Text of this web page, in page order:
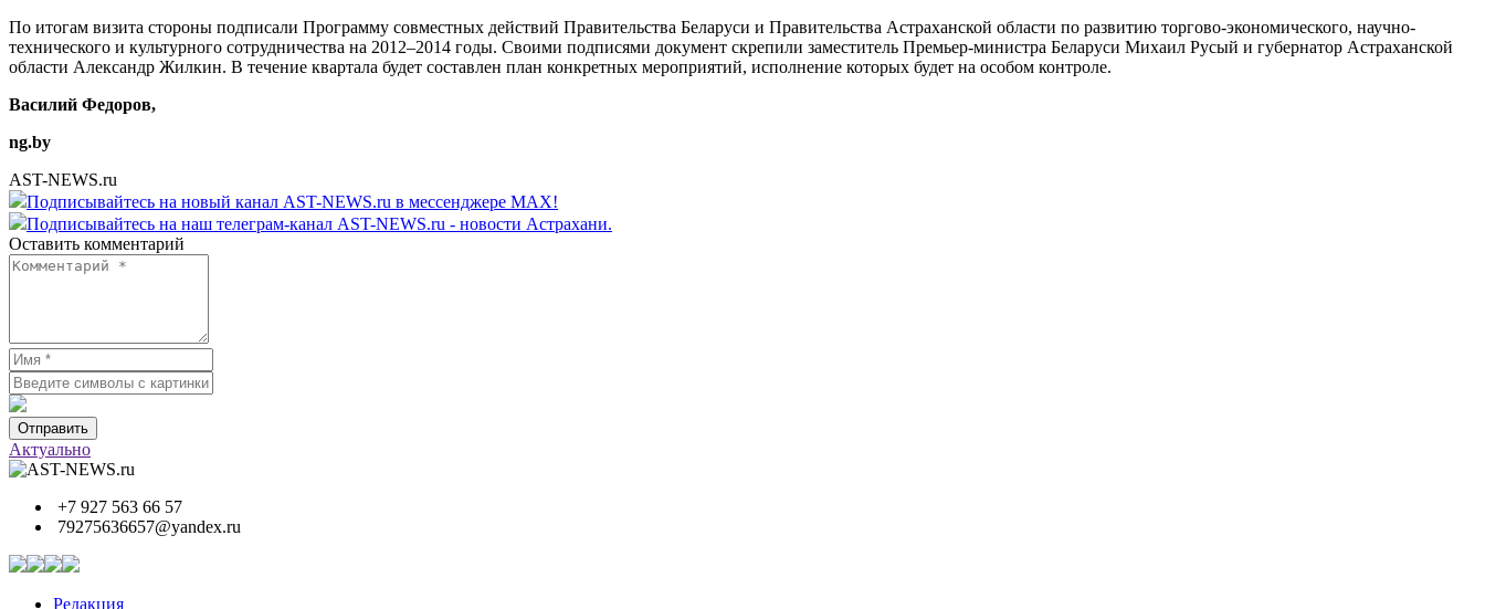
По итогам визита стороны подписали Программу совместных действий Правительства Беларуси и Правительства Астраханской области по развитию торгово-экономического, научно-
технического и культурного сотрудничества на 2012–2014 годы. Своими подписями документ скрепили заместитель Премьер-министра Беларуси Михаил Русый и губернатор Астраханской
области Александр Жилкин. В течение квартала будет составлен план конкретных мероприятий, исполнение которых будет на особом контроле.
Василий Федоров,
ng.by
AST-NEWS.ru
Подписывайтесь на новый канал AST-NEWS.ru в мессенджере MAX!
Подписывайтесь на наш телеграм-канал AST-NEWS.ru - новости Астрахани.
Оставить комментарий
Отправить
Актуально
+7 927 563 66 57
79275636657@yandex.ru
Редакция